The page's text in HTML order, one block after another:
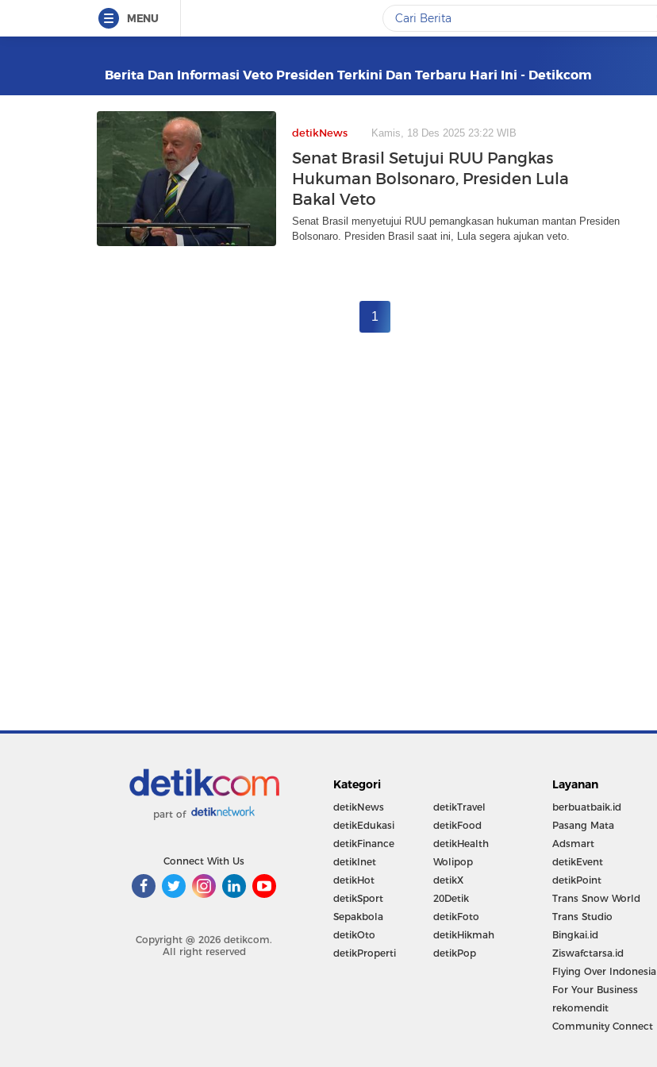
MENU
Berita Dan Informasi Veto Presiden Terkini Dan Terbaru Hari Ini - Detikcom
detikNews Kamis, 18 Des 2025 23:22 WIB
Senat Brasil Setujui RUU Pangkas
Hukuman Bolsonaro, Presiden Lula
Bakal Veto
Senat Brasil menyetujui RUU pemangkasan hukuman mantan Presiden
Bolsonaro. Presiden Brasil saat ini, Lula segera ajukan veto.
1
part of
Connect With Us
Copyright @ 2026 detikcom.
All right reserved
Kategori
detikNews
detikEdukasi
detikFinance
detikInet
detikHot
detikSport
Sepakbola
detikOto
detikProperti
detikTravel
detikFood
detikHealth
Wolipop
detikX
20Detik
detikFoto
detikHikmah
detikPop
Layanan
berbuatbaik.id
Pasang Mata
Adsmart
detikEvent
detikPoint
Trans Snow World
Trans Studio
Bingkai.id
Ziswafctarsa.id
Flying Over Indonesia
For Your Business
rekomendit
Community Connect